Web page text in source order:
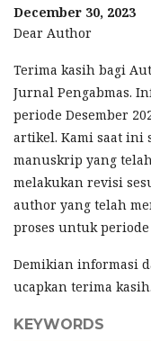
December 30, 2023
Dear Author
Terima kasih bagi
Jurnal Pengabmas.
periode Desember
artikel. Kami saat ini
manuskrip yang
melakukan revisi
author yang telah
proses untuk periode
Demikian informasi
ucapkan terima kasih.
KEYWORDS